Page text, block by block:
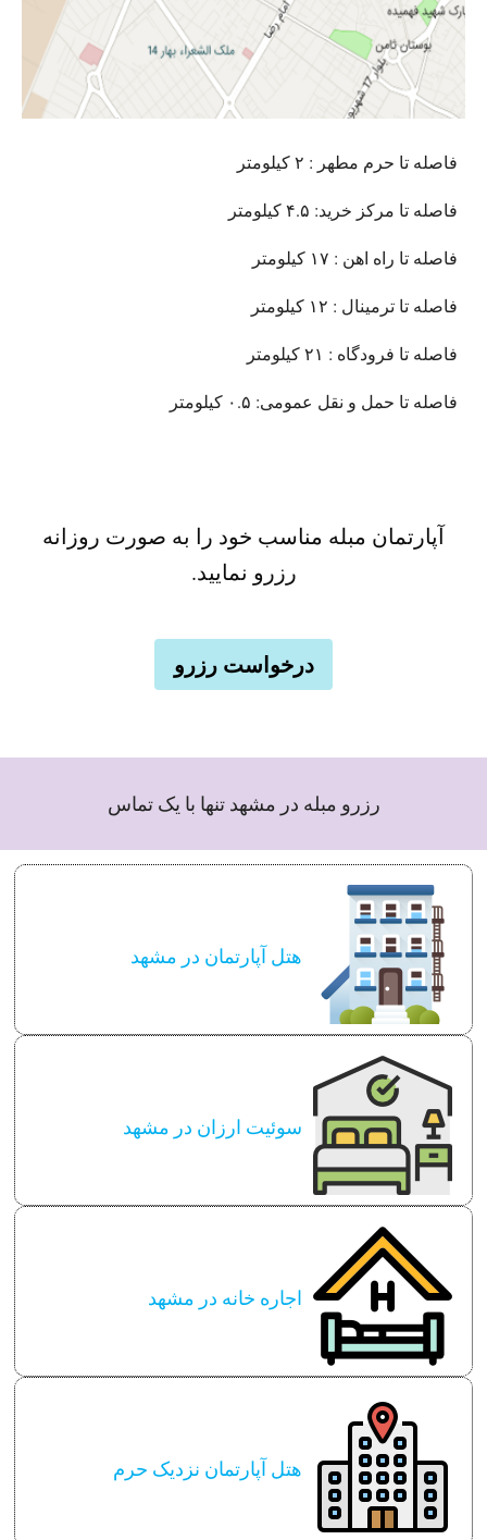
فاصله تا حرم مطهر : ۲ کیلومتر
فاصله تا مرکز خرید: ۴.۵ کیلومتر
فاصله تا راه اهن : ۱۷ کیلومتر
فاصله تا ترمینال : ۱۲ کیلومتر
فاصله تا فرودگاه : ۲۱ کیلومتر
فاصله تا حمل و نقل عمومی: ۰.۵ کیلومتر
آپارتمان مبله مناسب خود را به صورت روزانه
رزرو نمایید.
درخواست رزرو
رزرو مبله در مشهد تنها با یک تماس
هتل آپارتمان در مشهد
سوئیت ارزان در مشهد
اجاره خانه در مشهد
هتل آپارتمان نزدیک حرم